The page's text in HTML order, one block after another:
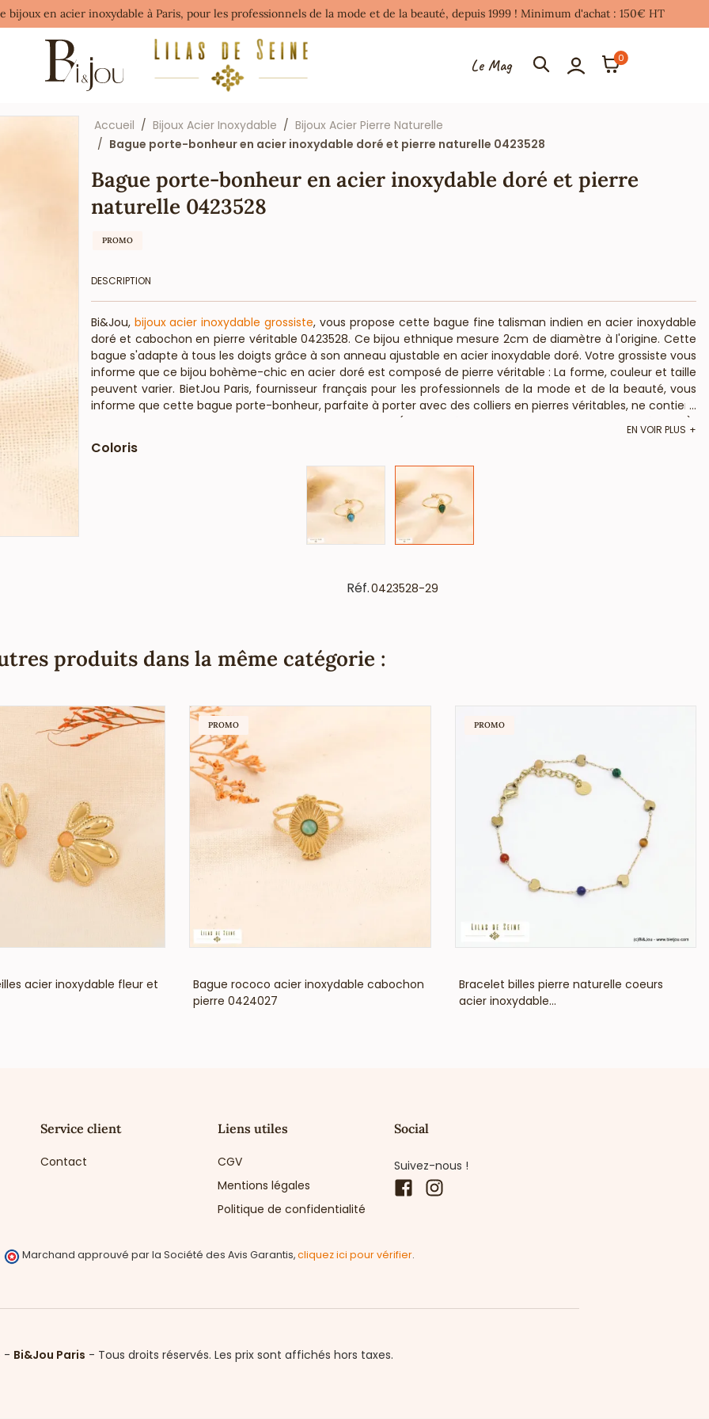
en acier inoxydable à Paris, pour les professionnels de la mode et de la beauté, depuis 1999 ! Minimum d'achat : 150€ HT
Le Mag 0
Accueil Bijoux Acier Inoxydable
Bijoux Acier Pierre Naturelle
Bague porte-bonheur en acier inoxydable doré et pierre naturelle 0423528
Bague porte-bonheur en acier inoxydable doré et pierre
naturelle 0423528
PROMO
DESCRIPTION
Bi&Jou, bijoux acier inoxydable grossiste, vous propose cette bague fine talisman indien en acier inoxydable
doré et cabochon en pierre véritable 0423528. Ce bijou ethnique mesure 2cm de diamètre à l'origine. Cette
bague s'adapte à tous les doigts grâce à son anneau ajustable en acier inoxydable doré. Votre grossiste vous
informe que ce bijou bohème-chic en acier doré est composé de pierre véritable : La forme, couleur et taille
peuvent varier. BietJou Paris, fournisseur français pour les professionnels de la mode et de la beauté, vous
informe que cette bague porte-bonheur, parfaite à porter avec des colliers en pierres véritables, ne contient
pas de nickel, plomb ni cadmium et est anti-allergique (conformément aux lois françaises et européennes).
...
EN VOIR PLUS
Coloris
Réf.0423528-29
produits dans la même catégorie :
acier inoxydable fleur et
Bague rococo acier inoxydable cabochon
pierre 0424027
PROMO
Bracelet billes pierre naturelle coeurs
acier inoxydable...
PROMO
Service client
Contact
Liens utiles
CGV
Mentions légales
Politique de confidentialité
Social
Suivez-nous !
Facebook
Marchand approuvé par la Société des Avis Garantis,cliquez ici pour vérifier.
- Bi&Jou Paris - Tous droits réservés. Les prix sont affichés hors taxes.